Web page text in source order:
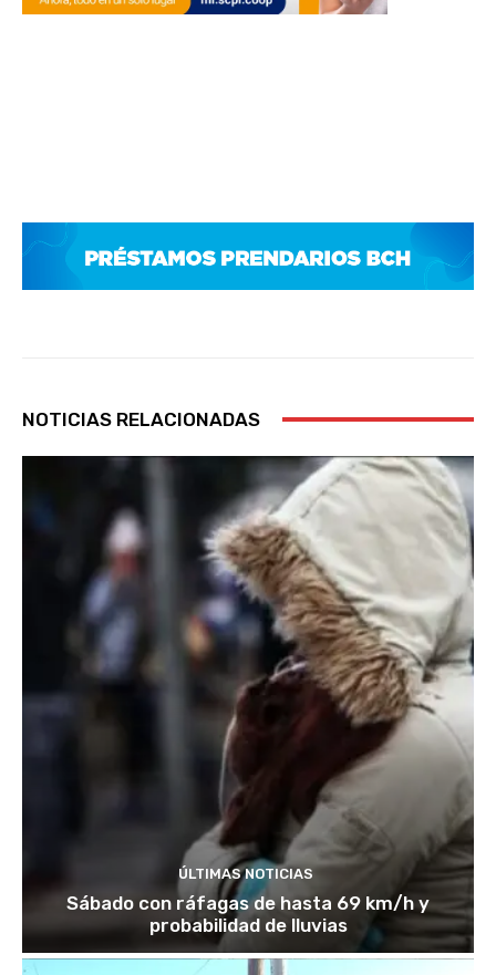
NOTICIAS RELACIONADAS
ÚLTIMAS NOTICIAS
Sábado con ráfagas de hasta 69 km/h y
probabilidad de lluvias